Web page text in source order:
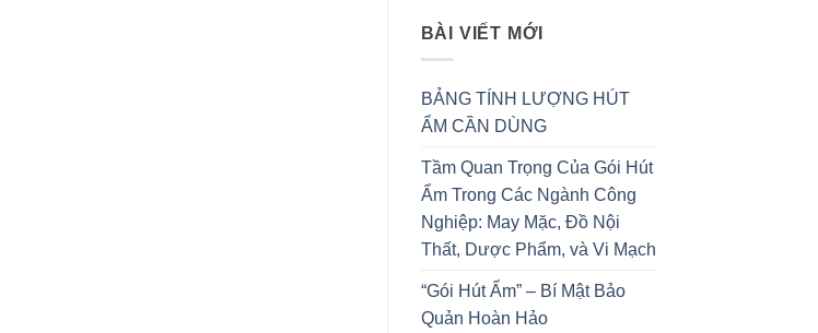
BÀI VIẾT MỚI
BẢNG TÍNH LƯỢNG HÚT
ẨM CẦN DÙNG
Tầm Quan Trọng Của Gói Hút
Ẩm Trong Các Ngành Công
Nghiệp: May Mặc, Đồ Nội
Thất, Dược Phẩm, và Vi Mạch
“Gói Hút Ẩm” – Bí Mật Bảo
Quản Hoàn Hảo